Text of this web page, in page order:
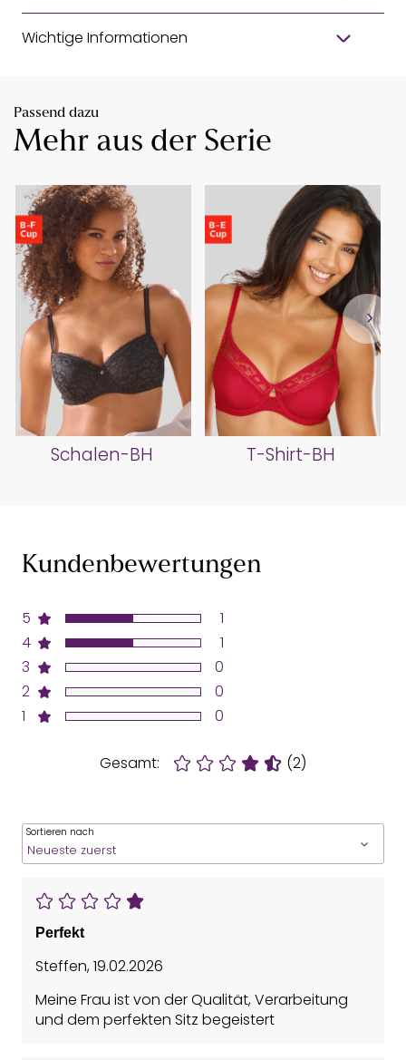
Wichtige Informationen
Passend dazu
Mehr aus der Serie
Schalen-BH T-Shirt-BH
Kundenbewertungen
5
4
3
2
1
1
1
0
0
0
Gesamt: (2)
Sortieren nach
Perfekt
Steffen,19.02.2026
Meine Frau ist von der Qualität, Verarbeitung
und dem perfekten Sitz begeistert